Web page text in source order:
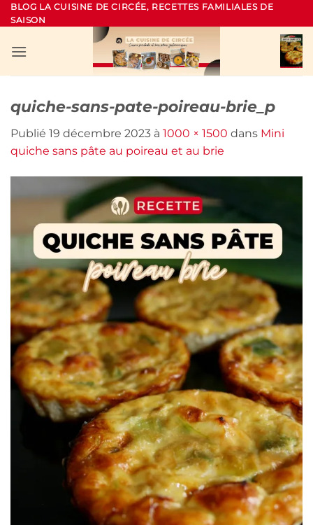
Passer
au
BLOG LA CUISINE DE CIRCÉE, RECETTES FAMILIALES DE
SAISON
quiche-sans-pate-poireau-brie_p
Publié 19 décembre 2023 à 1000 × 1500 dans Mini
quiche sans pâte au poireau et au brie